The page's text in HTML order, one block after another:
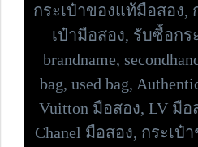
กระเป๋าของแท้มือสอง,
เป๋ามือสอง, รับซื้อกร
brandname,
bag, used bag,
Vuitton มือสอง, LV มือ
Chanel มือสอง, กระเป๋